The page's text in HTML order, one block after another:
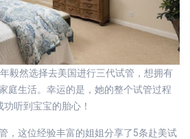
毅然选择去美国进行三代试管，想拥有
庭生活。幸运的是，她的整个试管过程
听到宝宝的胎心！
，这位经验丰富的姐姐分享了5条赴美试